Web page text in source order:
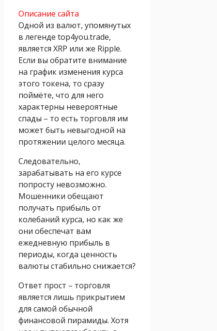
Описание сайта
Одной из валют, упомянутых
в легенде top4you.trade,
является XRP или же Ripple.
Если вы обратите внимание
на график изменения курса
этого токена, то сразу
поймёте, что для него
характерны невероятные
спады – то есть торговля им
может быть невыгодной на
протяжении целого месяца.
Следовательно,
зарабатывать на его курсе
попросту невозможно.
Мошенники обещают
получать прибыль от
колебаний курса, но как же
они обеспечат вам
ежедневную прибыль в
периоды, когда ценность
валюты стабильно снижается?
Ответ прост – торговля
является лишь прикрытием
для самой обычной
финансовой пирамиды. Хотя